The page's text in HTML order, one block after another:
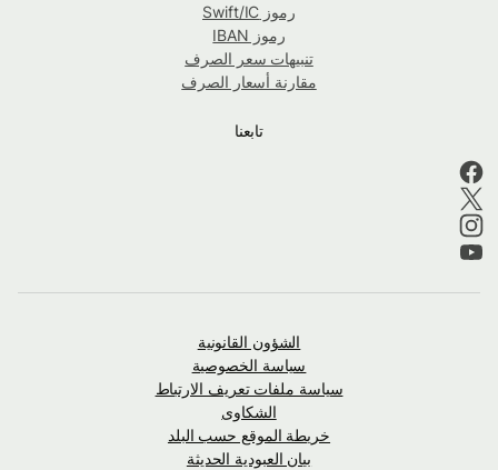
رموز Swift/IC
رموز IBAN
تنبيهات سعر الصرف
مقارنة أسعار الصرف
تابعنا
الشؤون القانونية
سياسة الخصوصية
سياسة ملفات تعريف الارتباط
الشكاوى
خريطة الموقع حسب البلد
بيان العبودية الحديثة